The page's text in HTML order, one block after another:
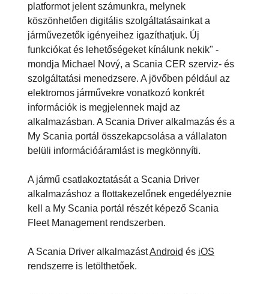
platformot jelent számunkra, melynek
köszönhetően digitális szolgáltatásainkat a
járművezetők igényeihez igazíthatjuk. Új
funkciókat és lehetőségeket kínálunk nekik" -
mondja Michael Nový, a Scania CER szerviz- és
szolgáltatási menedzsere. A jövőben például az
elektromos járművekre vonatkozó konkrét
információk is megjelennek majd az
alkalmazásban. A Scania Driver alkalmazás és a
My Scania portál összekapcsolása a vállalaton
belüli információáramlást is megkönnyíti.
A jármű csatlakoztatását a Scania Driver
alkalmazáshoz a flottakezelőnek engedélyeznie
kell a My Scania portál részét képező Scania
Fleet Management rendszerben.
A Scania Driver alkalmazástAndroid és iOS
rendszerre is letölthetőek.